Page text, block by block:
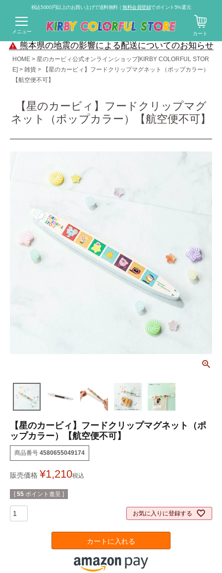
税込5000円以上のお買い上げで送料無料｜無料会員登録でポイント5%還元
メニュー カート
熊本県の地震の影響による配送についてのお知らせ
HOME
星のカービィ公式オンラインショップ[KIRBY COLORFUL STOR
E]
雑貨
【星のカービィ】フードクリップマグネット（ポップカラー）
【航空便不可】
【星のカービィ】フードクリップマグ
ネット（ポップカラー）【航空便不可】
【星のカービィ】フードクリップマグネット（ポ
ップカラー）【航空便不可】
商品番号 4580655049174
販売価格 ¥1,210税込
[ 55 ポイント進呈 ]
お気に入りに登録する
カートに入れる